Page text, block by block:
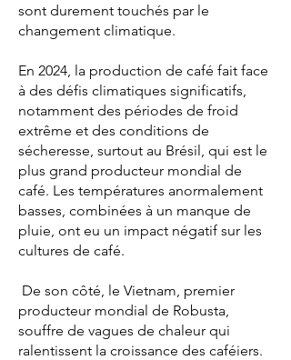
sont durement touchés par le
changement climatique.
En 2024, la production de café fait face
à des défis climatiques significatifs,
notamment des périodes de froid
extrême et des conditions de
sécheresse, surtout au Brésil, qui est le
plus grand producteur mondial de
café. Les températures anormalement
basses, combinées à un manque de
pluie, ont eu un impact négatif sur les
cultures de café.
De son côté, le Vietnam, premier
producteur mondial de Robusta,
souffre de vagues de chaleur qui
ralentissent la croissance des caféiers.